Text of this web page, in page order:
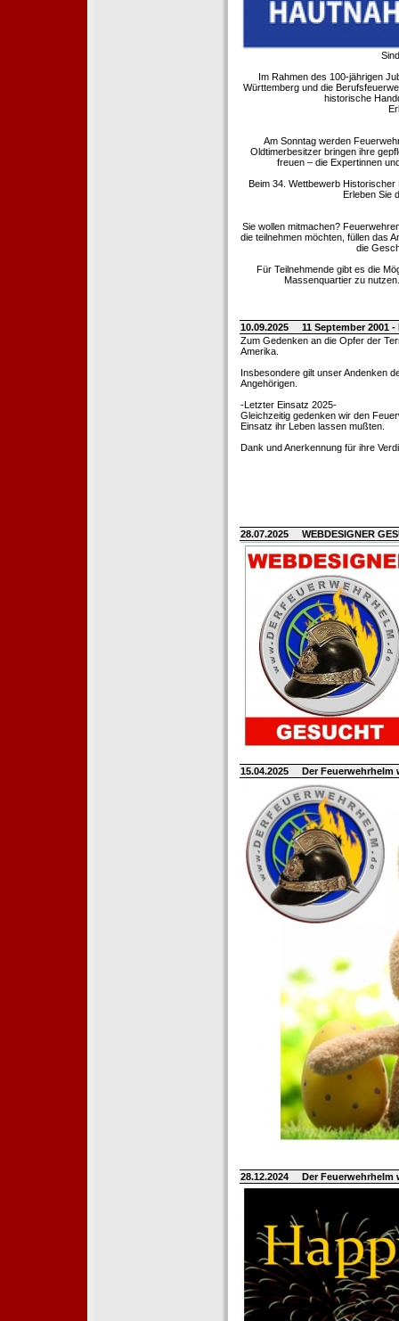
Im Rahmen des 100-jährigen
Württemberg und die
historische
Am Sonntag werden
Oldtimerbesitzer bringen ihre
freuen – die Expertinnen
Beim 34. Wettbewerb
Erleben Sie
Sie wollen mitmachen?
die teilnehmen möchten, füllen das
die
Für Teilnehmende gibt es die
Massenquartier zu
10.09.2025
11 September 2001
Zum Gedenken an die Opfer der
Amerika.
Insbesondere gilt unser Andenken
Angehörigen.
-Letzter Einsatz 2025-
Gleichzeitig gedenken wir den
Einsatz ihr Leben lassen mußten.
Dank und Anerkennung für ihre
28.07.2025 WEBDESIGNER
15.04.2025 Der
28.12.2024 Der